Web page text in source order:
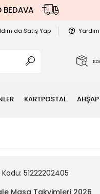
da Satış Yap Yardım
KARTPOSTAL AHŞAP
51222202405
Masa Takvimleri 2026